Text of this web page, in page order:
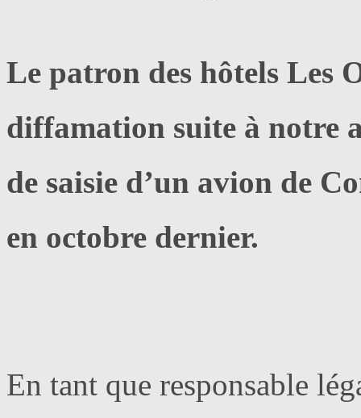
Le patron des hôtels Les
diffamation suite à notre
de saisie d’un avion de
en octobre dernier.
En tant que responsable